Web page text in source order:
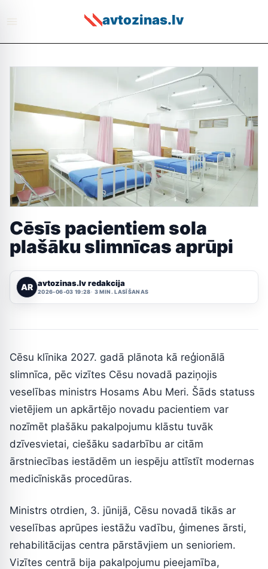
avtozinas.lv
Cēsīs pacientiem sola
plašāku slimnīcas aprūpi
AR avtozinas.lv redakcija
2026-06-03 19:28 3 MIN. LASĪŠANAS
Cēsu klīnika 2027. gadā plānota kā reģionālā
slimnīca, pēc vizītes Cēsu novadā paziņojis
veselības ministrs Hosams Abu Meri. Šāds statuss
vietējiem un apkārtējo novadu pacientiem var
nozīmēt plašāku pakalpojumu klāstu tuvāk
dzīvesvietai, ciešāku sadarbību ar citām
ārstniecības iestādēm un iespēju attīstīt modernas
medicīniskās procedūras.
Ministrs otrdien, 3. jūnijā, Cēsu novadā tikās ar
veselības aprūpes iestāžu vadību, ģimenes ārsti,
rehabilitācijas centra pārstāvjiem un senioriem.
Vizītes centrā bija pakalpojumu pieejamība,